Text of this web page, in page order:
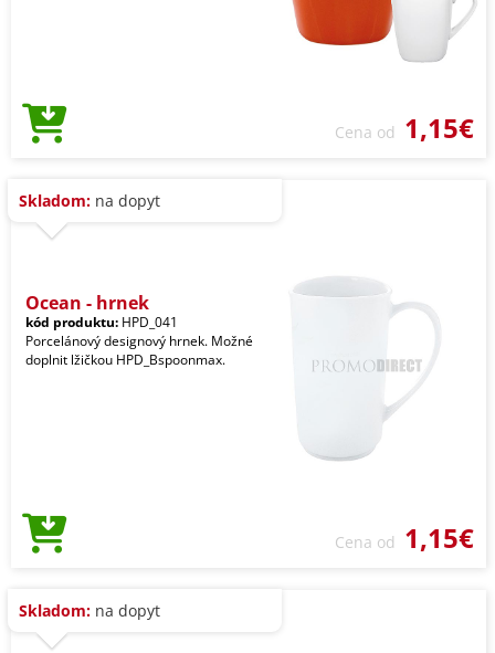
Cena od 1,15€
Skladom: na dopyt
Ocean - hrnek
kód produktu: HPD_041
Porcelánový designový hrnek. Možné
doplnit lžičkou HPD_Bspoonmax.
Cena od 1,15€
Skladom: na dopyt